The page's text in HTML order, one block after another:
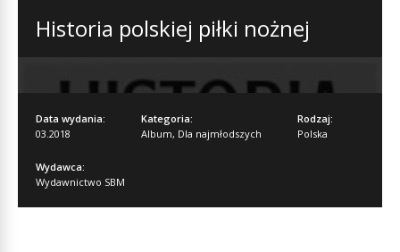
Historia polskiej piłki nożnej
Data wydania:
03.2018
Kategoria:
Album, Dla najmłodszych
Rodzaj:
Polska
Wydawca:
Wydawnictwo SBM